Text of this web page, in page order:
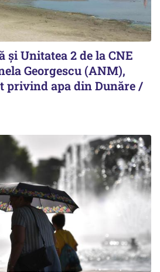
și Unitatea 2 de la CNE
Georgescu (ANM),
privind apa din Dunăre /